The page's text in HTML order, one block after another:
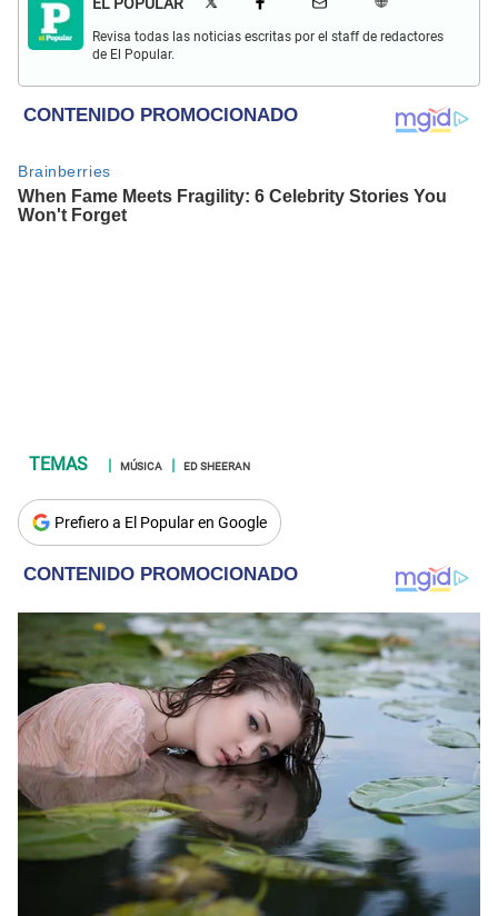
Revisa todas las noticias escritas por el staff de redactores
de El Popular.
MÚSICA ED SHEERAN
Prefiero a El Popular en Google